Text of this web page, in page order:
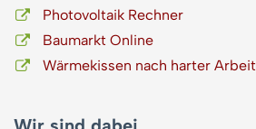
Photovoltaik Rechner
Baumarkt Online
Wärmekissen nach harter Arbeit